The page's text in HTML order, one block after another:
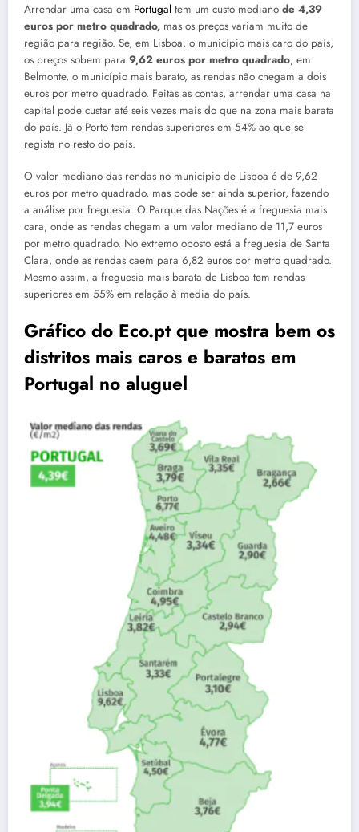
Arrendar uma casa em Portugal tem um custo mediano de 4,39
euros por metro quadrado, mas os preços variam muito de
região para região. Se, em Lisboa, o município mais caro do país,
os preços sobem para 9,62 euros por metro quadrado, em
Belmonte, o município mais barato, as rendas não chegam a dois
euros por metro quadrado. Feitas as contas, arrendar uma casa na
capital pode custar até seis vezes mais do que na zona mais barata
do país. Já o Porto tem rendas superiores em 54% ao que se
regista no resto do país.
O valor mediano das rendas no município de Lisboa é de 9,62
euros por metro quadrado, mas pode ser ainda superior, fazendo
a análise por freguesia. O Parque das Nações é a freguesia mais
cara, onde as rendas chegam a um valor mediano de 11,7 euros
por metro quadrado. No extremo oposto está a freguesia de Santa
Clara, onde as rendas caem para 6,82 euros por metro quadrado.
Mesmo assim, a freguesia mais barata de Lisboa tem rendas
superiores em 55% em relação à media do país.
Gráfico do Eco.pt que mostra bem os
distritos mais caros e baratos em
Portugal no aluguel